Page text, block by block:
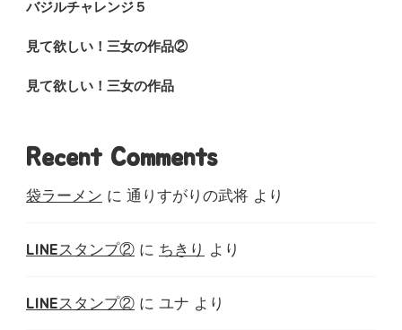
バジルチャレンジ５
見て欲しい！三女の作品②
見て欲しい！三女の作品
Recent Comments
袋ラーメン に 通りすがりの武将 より
LINEスタンプ② に ちきり より
LINEスタンプ② に ユナ より